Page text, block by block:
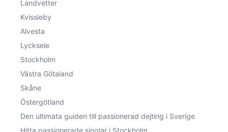
Landvetter
Kvissleby
Alvesta
Lycksele
Stockholm
Västra Götaland
Skåne
Östergötland
Den ultimata guiden till passionerad dejting i Sverige
Hitta passionerade singlar i Stockholm